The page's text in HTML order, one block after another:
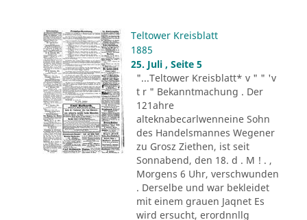
Teltower Kreisblatt
1885
25. Juli , Seite 5
"...Teltower Kreisblatt* v " " 'v
t r " Bekanntmachung . Der
121ahre
alteknabecarlwenneine Sohn
des Handelsmannes Wegener
zu Grosz Ziethen, ist seit
Sonnabend, den 18. d . M ! . ,
Morgens 6 Uhr, verschwunden
. Derselbe und war bekleidet
mit einem grauen Jaqnet Es
wird ersucht, erordnnllg